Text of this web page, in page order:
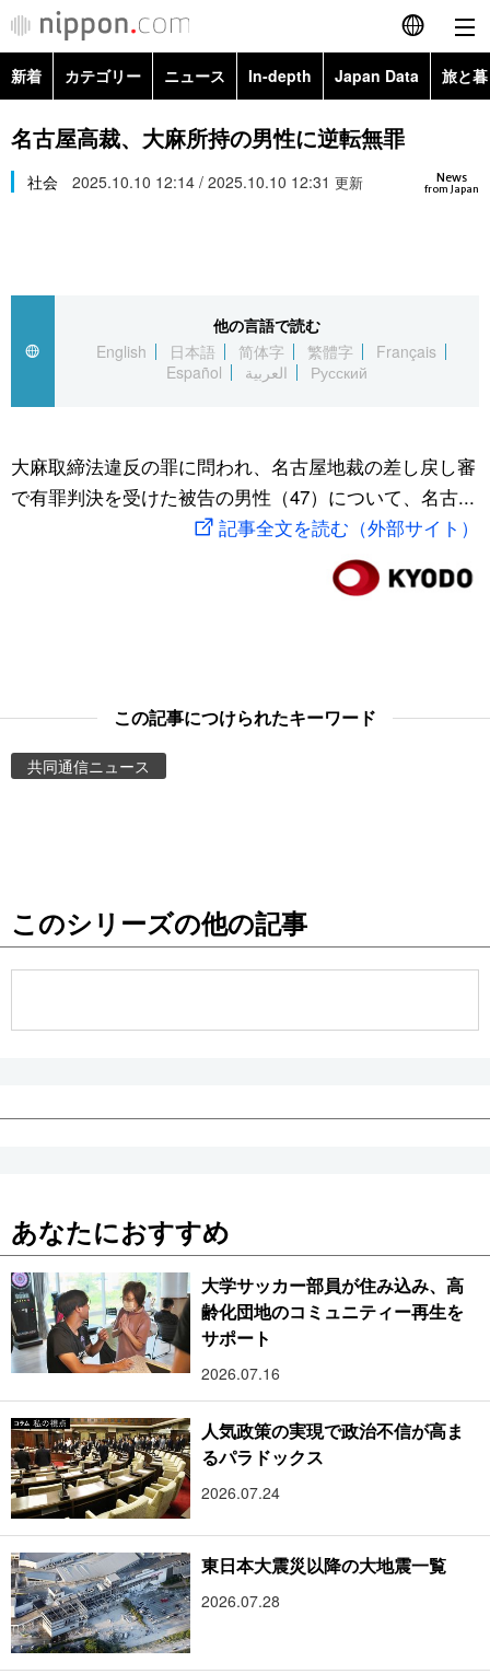
English
简体字
繁體字
العربية
社会
スポーツ・東京2020
旅と暮らし
Images
新着 カテゴリー ニュース In-depth Japan Data 旅と
政治・外交
経済・ビジネス
社会
文化
科学・技術
暮らし
Topics
Images
お知らせ
名古屋高裁、大麻所持の男性に逆転無罪
News
from Japan
社会 2025.10.10 12:14 / 2025.10.10 12:31 更新
他の言語で読む
English
日本語 简体字 繁體字
Français
Español
العربية Русский
大麻取締法違反の罪に問われ、名古屋地裁の差し戻し審
で有罪判決を受けた被告の男性（47）について、名古...
記事全文を読む（外部サイト）
この記事につけられたキーワード
共同通信ニュース
このシリーズの他の記事
あなたにおすすめ
大学サッカー部員が住み込み、高
齢化団地のコミュニティー再生を
サポート
2026.07.16
人気政策の実現で政治不信が高ま
るパラドックス
2026.07.24
東日本大震災以降の大地震一覧
2026.07.28